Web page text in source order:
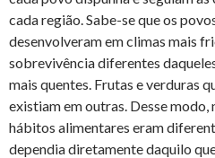
cada região. Sabe-se que os
desenvolveram em climas mais
sobrevivência diferentes
mais quentes. Frutas e verduras
existiam em outras. Desse
hábitos alimentares eram
dependia diretamente daquilo